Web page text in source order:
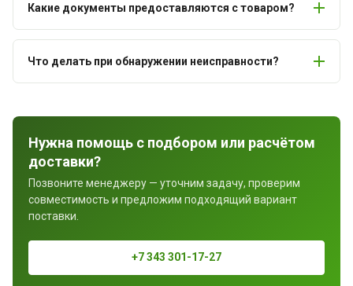
Какие документы предоставляются с товаром?
Что делать при обнаружении неисправности?
Нужна помощь с подбором или расчётом
доставки?
Позвоните менеджеру — уточним задачу, проверим
совместимость и предложим подходящий вариант
поставки.
+7 343 301-17-27